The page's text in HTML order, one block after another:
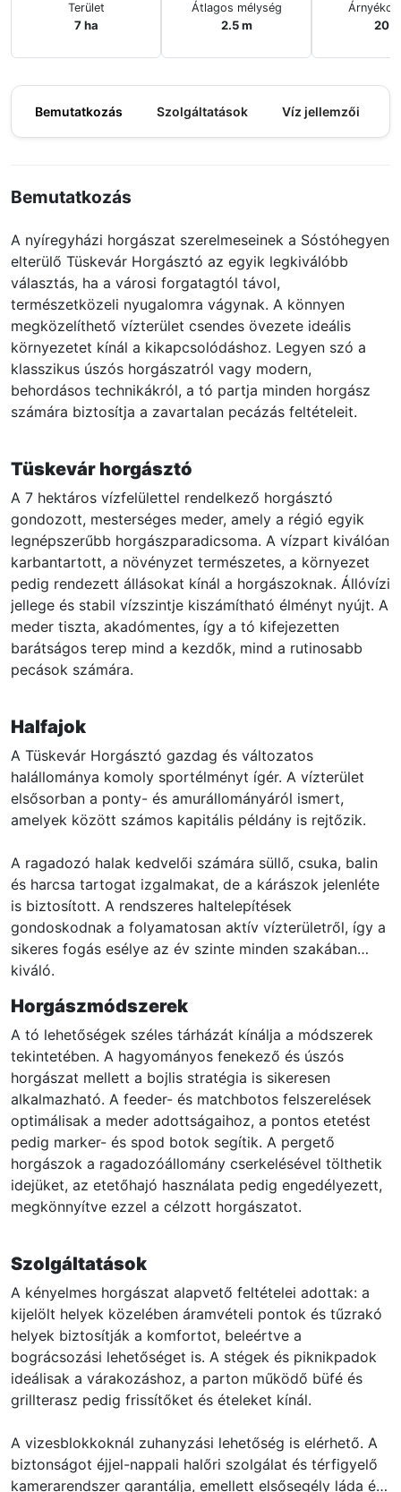
Terület
7 ha
Átlagos mélység
2.5 m 20%
Bemutatkozás Szolgáltatások Víz jellemzői
Bemutatkozás
A nyíregyházi horgászat szerelmeseinek a Sóstóhegyen
elterülő Tüskevár Horgásztó az egyik legkiválóbb
választás, ha a városi forgatagtól távol,
természetközeli nyugalomra vágynak. A könnyen
megközelíthető vízterület csendes övezete ideális
környezetet kínál a kikapcsolódáshoz. Legyen szó a
klasszikus úszós horgászatról vagy modern,
behordásos technikákról, a tó partja minden horgász
számára biztosítja a zavartalan pecázás feltételeit.
Tüskevár horgásztó
A 7 hektáros vízfelülettel rendelkező horgásztó
gondozott, mesterséges meder, amely a régió egyik
legnépszerűbb horgászparadicsoma. A vízpart kiválóan
karbantartott, a növényzet természetes, a környezet
pedig rendezett állásokat kínál a horgászoknak. Állóvízi
jellege és stabil vízszintje kiszámítható élményt nyújt. A
meder tiszta, akadómentes, így a tó kifejezetten
barátságos terep mind a kezdők, mind a rutinosabb
pecások számára.
Halfajok
A Tüskevár Horgásztó gazdag és változatos
halállománya komoly sportélményt ígér. A vízterület
elsősorban a ponty- és amurállományáról ismert,
amelyek között számos kapitális példány is rejtőzik.
A ragadozó halak kedvelői számára süllő, csuka, balin
és harcsa tartogat izgalmakat, de a kárászok jelenléte
is biztosított. A rendszeres haltelepítések
gondoskodnak a folyamatosan aktív vízterületről, így a
sikeres fogás esélye az év szinte minden szakában
kiváló.
Horgászmódszerek
A tó lehetőségek széles tárházát kínálja a módszerek
tekintetében. A hagyományos fenekező és úszós
horgászat mellett a bojlis stratégia is sikeresen
alkalmazható. A feeder- és matchbotos felszerelések
optimálisak a meder adottságaihoz, a pontos etetést
pedig marker- és spod botok segítik. A pergető
horgászok a ragadozóállomány cserkelésével tölthetik
idejüket, az etetőhajó használata pedig engedélyezett,
megkönnyítve ezzel a célzott horgászatot.
Szolgáltatások
A kényelmes horgászat alapvető feltételei adottak: a
kijelölt helyek közelében áramvételi pontok és tűzrakó
helyek biztosítják a komfortot, beleértve a
bográcsozási lehetőséget is. A stégek és piknikpadok
ideálisak a várakozáshoz, a parton működő büfé és
grillterasz pedig frissítőket és ételeket kínál.
A vizesblokkoknál zuhanyzási lehetőség is elérhető. A
biztonságot éjjel-nappali halőri szolgálat és térfigyelő
kamerarendszer garantálja, emellett elsősegély láda és